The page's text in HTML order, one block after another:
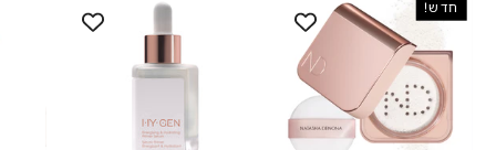
GLAM
POWDER
-
נטאשה
חדש!
GEN
SERUM
היי-ג’ן